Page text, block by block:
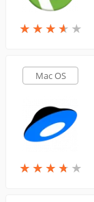
★ ★ ★ ★ ★
★ ★ ★ ★ ★
Mac OS
★ ★ ★ ★ ★
★ ★ ★ ★ ★